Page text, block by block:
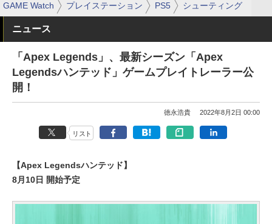
GAME Watch プレイステーション PS5 シューティング
ニュース
「Apex Legends」、最新シーズン「Apex
Legendsハンテッド」ゲームプレイトレーラー公
開！
徳永浩貴 2022年8月2日 00:00
リスト
【Apex Legendsハンテッド】
8月10日 開始予定